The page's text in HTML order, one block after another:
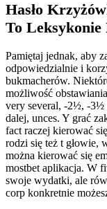
Hasło
To
Pamiętaj jednak, aby
odpowiedzialnie i
bukmacherów.
możliwość
very several, -2½, -3½
dalej, unces. Y grać
fact raczej kierować
rodzi się też t głowie,
można kierować się
mostbet aplikacja. W
swoje wydatki, ale
corp konkretnie